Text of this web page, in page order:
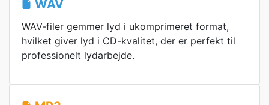
WAV
WAV-filer gemmer lyd i ukomprimeret format,
hvilket giver lyd i CD-kvalitet, der er perfekt til
professionelt lydarbejde.